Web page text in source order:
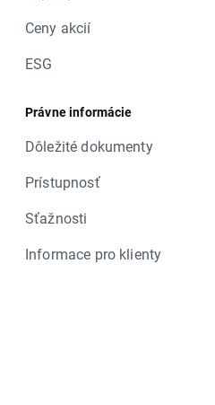
Ceny akcií
ESG
Právne informácie
Dôležité dokumenty
Prístupnosť
Sťažnosti
Informace pro klienty